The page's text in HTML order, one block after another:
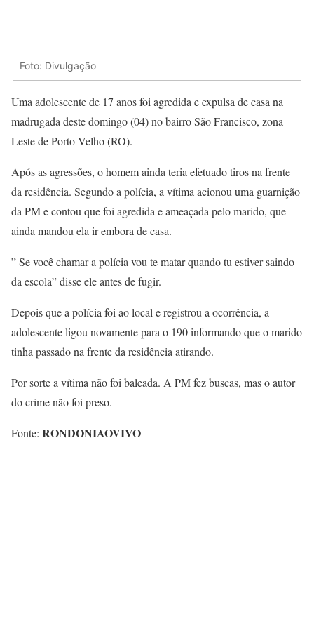
Foto: Divulgação
Uma adolescente de 17 anos foi agredida e expulsa de casa na
madrugada deste domingo (04) no bairro São Francisco, zona
Leste de Porto Velho (RO).
Após as agressões, o homem ainda teria efetuado tiros na frente
da residência. Segundo a polícia, a vítima acionou uma guarnição
da PM e contou que foi agredida e ameaçada pelo marido, que
ainda mandou ela ir embora de casa.
” Se você chamar a polícia vou te matar quando tu estiver saindo
da escola” disse ele antes de fugir.
Depois que a polícia foi ao local e registrou a ocorrência, a
adolescente ligou novamente para o 190 informando que o marido
tinha passado na frente da residência atirando.
Por sorte a vítima não foi baleada. A PM fez buscas, mas o autor
do crime não foi preso.
Fonte: RONDONIAOVIVO